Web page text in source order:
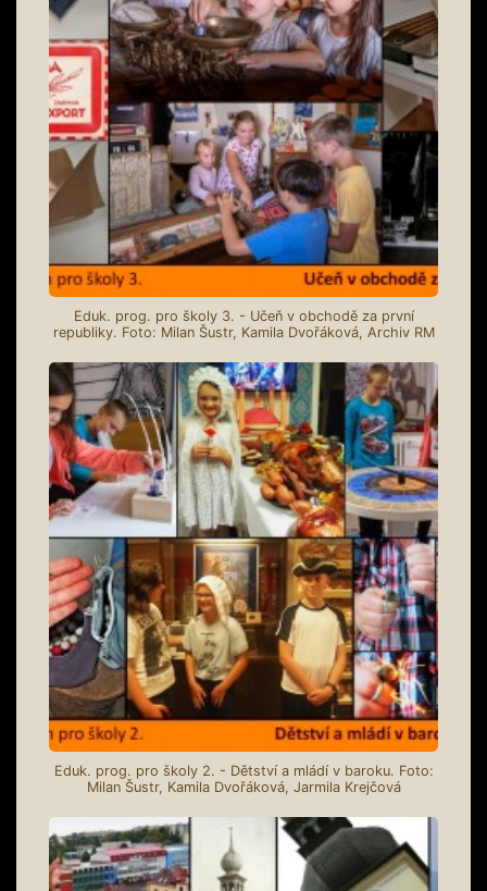
Eduk. prog. pro školy 3. - Učeň v obchodě za první
republiky. Foto: Milan Šustr, Kamila Dvořáková, Archiv RM
Eduk. prog. pro školy 2. - Dětství a mládí v baroku. Foto:
Milan Šustr, Kamila Dvořáková, Jarmila Krejčová